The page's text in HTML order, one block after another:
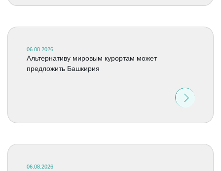
06.08.2026
Альтернативу мировым курортам может
предложить Башкирия
06.08.2026